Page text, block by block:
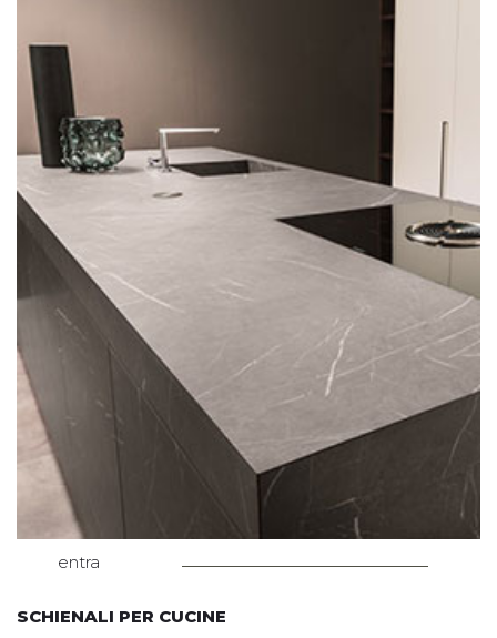
entra
SCHIENALI PER CUCINE